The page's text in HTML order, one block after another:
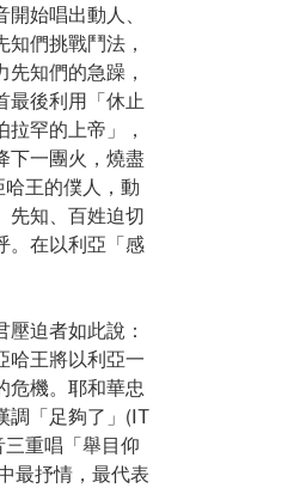
始唱出動人、
們挑戰鬥法，
知們的急躁，
最後利用「休止
罕的上帝」，
下一團火，燒盡
王的僕人，動
先知、百姓迫切
。在以利亞「感
迫者如此說：
哈王將以利亞一
危機。耶和華忠
調「足夠了」(IT
重唱「舉目仰
最抒情，最代表